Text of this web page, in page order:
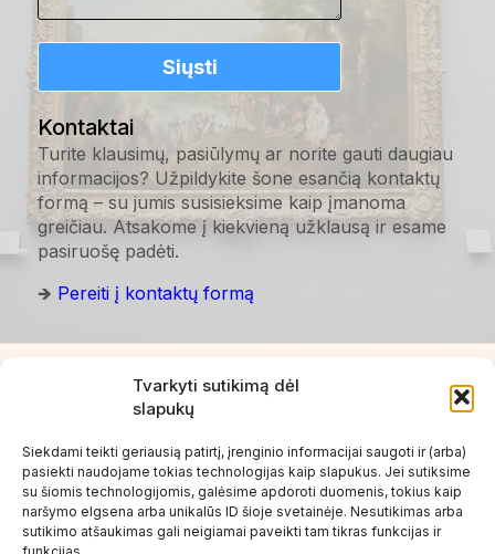
Tvarkyti sutikimą dėl
slapukų
Siekdami teikti geriausią patirtį, įrenginio informacijai saugoti ir (arba)
pasiekti naudojame tokias technologijas kaip slapukus. Jei sutiksime
su šiomis technologijomis, galėsime apdoroti duomenis, tokius kaip
naršymo elgsena arba unikalūs ID šioje svetainėje. Nesutikimas arba
sutikimo atšaukimas gali neigiamai paveikti tam tikras funkcijas ir
Siųsti
Kontaktai
Turite klausimų, pasiūlymų ar norite gauti daugiau
informacijos? Užpildykite šone esančią kontaktų
formą – su jumis susisieksime kaip įmanoma
greičiau. Atsakome į kiekvieną užklausą ir esame
pasiruošę padėti.
🡺 Pereiti į kontaktų formą
068873333
El. paštas: info@vilniusinfo.lt
Paslaugos
Mikroautobusų nuoma
Mikroautobusų nuoma Vilniuje